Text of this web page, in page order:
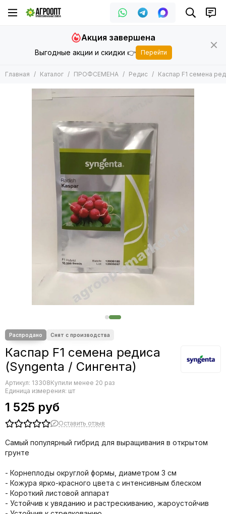
ПРОФСЕМЕНА
Горох
Дайкон
Сельдерей
Земляника
Микрозелень - семена для проращивания
Фасоль
Фенхель
Выгодные акции и скидки 👉
Акция завершена
Перейти
Главная Каталог ПРОФСЕМЕНА Редис Каспар F1 семена
Каспар F1 семена редиса
(Syngenta / Сингента)
Артикул: 13308Купили менее 20 раз
Единица измерения: шт
1 525 руб
Оставить отзыв
Самый популярный гибрид для выращивания в открытом
грунте
- Корнеплоды округлой формы, диаметром 3 см
- Кожура ярко-красного цвета с интенсивным блеском
- Короткий листовой аппарат
- Устойчив к увяданию и растрескиванию, жароустойчив